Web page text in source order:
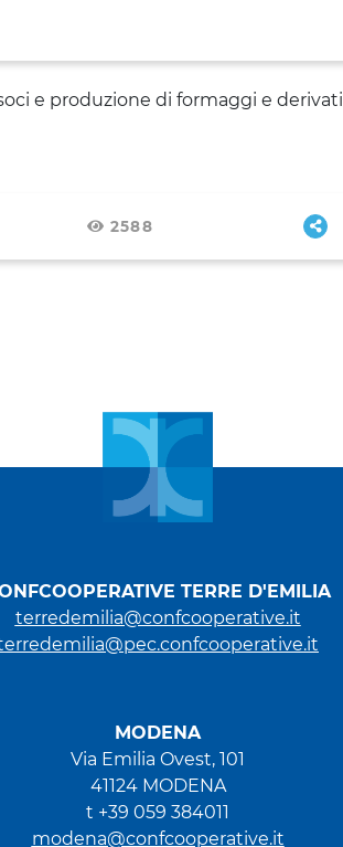
e produzione di formaggi e derivati
2588
TERRE D'EMILIA
terredemilia@confcooperative.it
MODENA
Via Emilia Ovest, 101
41124 MODENA
t +39 059 384011
modena@confcooperative.it